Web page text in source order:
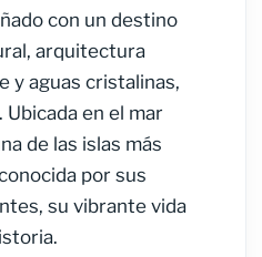
con un destino
arquitectura
y aguas cristalinas,
en el mar
de las islas más
por sus
su vibrante vida